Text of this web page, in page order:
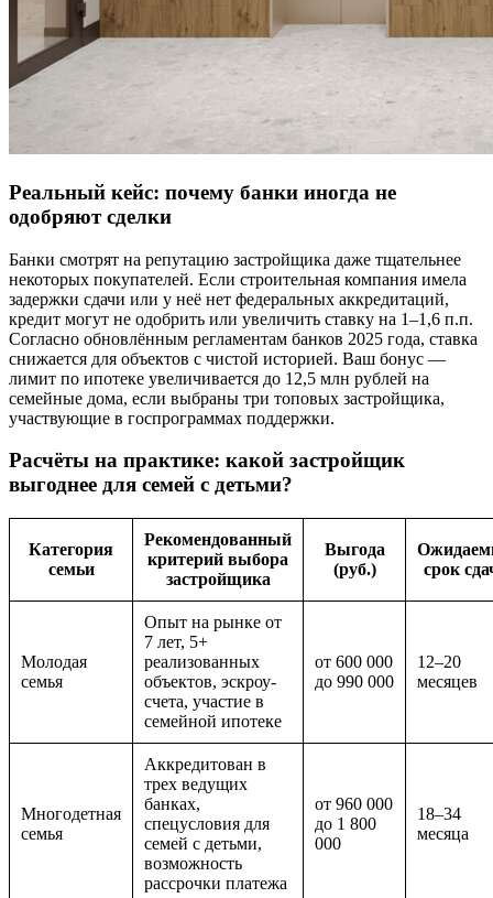
Реальный кейс: почему банки иногда не
одобряют сделки
Банки смотрят на репутацию застройщика даже тщательнее
некоторых покупателей. Если строительная компания имела
задержки сдачи или у неё нет федеральных аккредитаций,
кредит могут не одобрить или увеличить ставку на 1–1,6 п.п.
Согласно обновлённым регламентам банков 2025 года, ставка
снижается для объектов с чистой историей. Ваш бонус —
лимит по ипотеке увеличивается до 12,5 млн рублей на
семейные дома, если выбраны три топовых застройщика,
участвующие в госпрограммах поддержки.
Расчёты на практике: какой застройщик
выгоднее для семей с детьми?
Категория
семьи
Рекомендованный
критерий выбора
застройщика
Выгода
(руб.)
срок
Молодая
семья
Опыт на рынке от
7 лет, 5+
реализованных
объектов, эскроу-
счета, участие в
семейной ипотеке
от 600 000
до 990 000
12–20
месяцев
Многодетная
семья
Аккредитован в
трех ведущих
банках,
спецусловия для
семей с детьми,
возможность
рассрочки платежа
от 960 000
до 1 800
000
18–34
месяца